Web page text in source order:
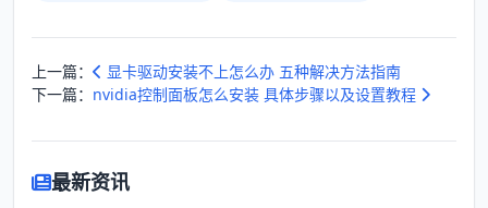
上一篇：
显卡驱动安装不上怎么办 五种解决方法指南
下一篇： nvidia控制面板怎么安装 具体步骤以及设置教程
最新资讯